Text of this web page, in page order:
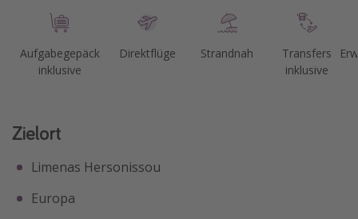
Aufgabegepäck
inklusive
Direktflüge Strandnah
Transfers
inklusive
Zielort
Limenas Hersonissou
Europa